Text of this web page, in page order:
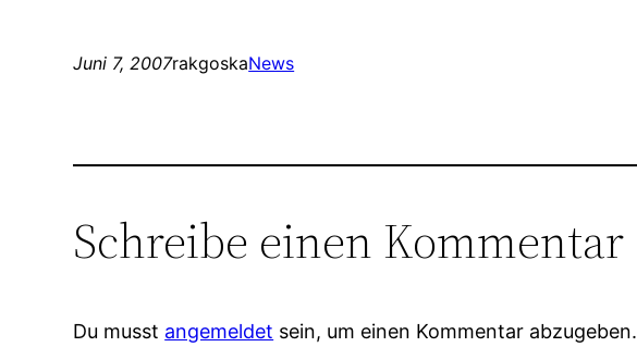
Juni 7, 2007rakgoskaNews
Schreibe einen Kommentar
Du musst angemeldet sein, um einen Kommentar abzugeben.